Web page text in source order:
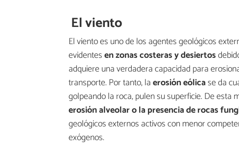
El viento
El viento es uno de los agentes geológicos
evidentesen zonas costeras y desiertos
adquiere una verdadera capacidad para
transporte. Por tanto, laerosión eólicase da
golpeando la roca, pulen su superficie. De
erosión alveolar o la presencia de rocas
geológicos externos activos con menor
exógenos.